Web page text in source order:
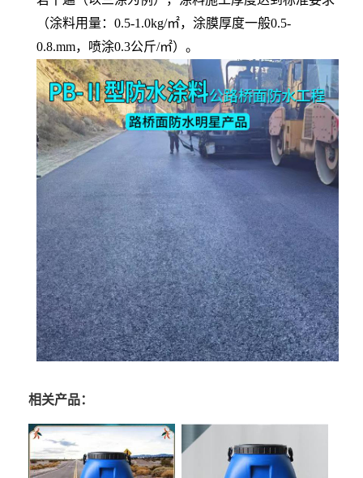
（涂料用量：0.5-1.0kg/㎡，涂膜厚度一般0.5-
0.8.mm，喷涂0.3公斤/㎡）。
相关产品：